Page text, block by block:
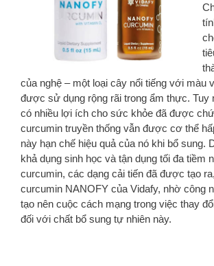
của nghệ – một loại cây nổi tiếng với màu
được sử dụng rộng rãi trong ẩm thực. Tuy
có nhiều lợi ích cho sức khỏe đã được
curcumin truyền thống vẫn được cơ thể
này hạn chế hiệu quả của nó khi bổ sung.
khả dụng sinh học và tận dụng tối đa tiềm
curcumin, các dạng cải tiến đã được tạo
curcumin NANOFY của Vidafy, nhờ công
tạo nên cuộc cách mạng trong việc thay
đối với chất bổ sung tự nhiên này.